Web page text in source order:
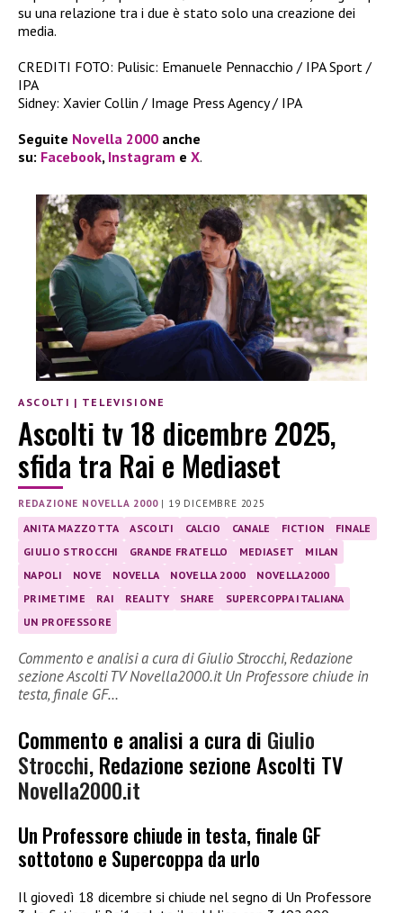
su una relazione tra i due è stato solo una creazione dei
media.
CREDITI FOTO: Pulisic: Emanuele Pennacchio / IPA Sport /
IPA
Sidney: Xavier Collin / Image Press Agency / IPA
Seguite Novella 2000 anche
su: Facebook, Instagram e X.
ASCOLTI | TELEVISIONE
Ascolti tv 18 dicembre 2025,
sfida tra Rai e Mediaset
REDAZIONE NOVELLA 2000| 19 DICEMBRE 2025
ANITA MAZZOTTA ASCOLTI CALCIO CANALE FICTION
FINALE
GIULIO STROCCHI
GRANDE FRATELLO MEDIASET
MILAN
NAPOLI
NOVE NOVELLA NOVELLA 2000
NOVELLA2000
PRIMETIME
RAI REALITY SHARE
SUPERCOPPA ITALIANA
UN PROFESSORE
Commento e analisi a cura di Giulio Strocchi, Redazione
sezione Ascolti TV Novella2000.it Un Professore chiude in
testa, finale GF…
Commento e analisi a cura di Giulio
Strocchi, Redazione sezione Ascolti TV
Novella2000.it
Un Professore chiude in testa, finale GF
sottotono e Supercoppa da urlo
Il giovedì 18 dicembre si chiude nel segno di Un Professore